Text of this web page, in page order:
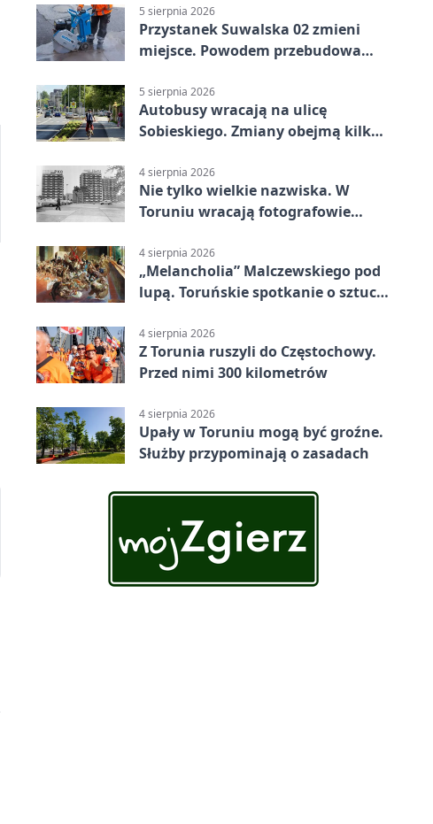
5 sierpnia 2026
Przystanek Suwalska 02 zmieni
miejsce. Powodem przebudowa
5 sierpnia 2026
Autobusy wracają na ulicę
Sobieskiego. Zmiany obejmą kilka
4 sierpnia 2026
Nie tylko wielkie nazwiska. W
Toruniu wracają fotografowie
4 sierpnia 2026
„Melancholia” Malczewskiego pod
lupą. Toruńskie spotkanie o sztuce
4 sierpnia 2026
Z Torunia ruszyli do Częstochowy.
Przed nimi 300 kilometrów
4 sierpnia 2026
Upały w Toruniu mogą być groźne.
Służby przypominają o zasadach